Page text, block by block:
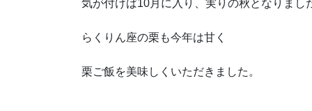
気が付けば10月に入り、実りの秋となりまし
らくりん座の栗も今年は甘く
栗ご飯を美味しくいただきました。